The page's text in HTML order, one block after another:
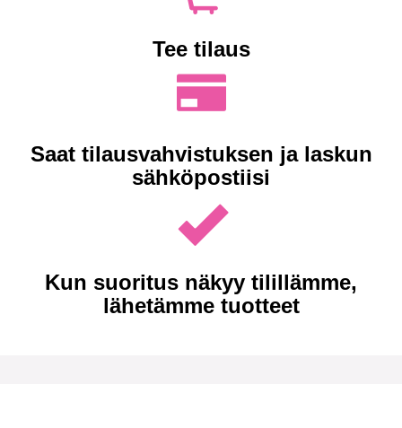
Tee tilaus
Saat tilausvahvistuksen ja laskun
sähköpostiisi
Kun suoritus näkyy tilillämme,
lähetämme tuotteet